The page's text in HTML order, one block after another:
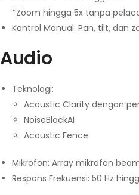
*Zoom hingga 5x tanpa
Kontrol Manual: Pan, tilt, dan
Audio
Teknologi:
Acoustic Clarity dengan
NoiseBlockAI
Acoustic Fence
Mikrofon: Array mikrofon
Respons Frekuensi: 50 Hz